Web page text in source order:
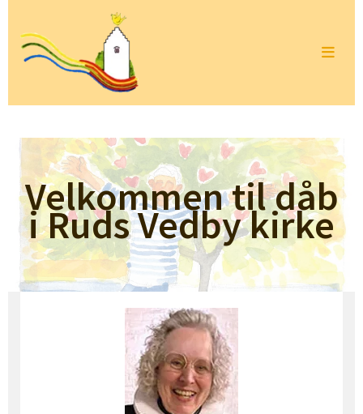
Velkommen til dåb
i Ruds Vedby kirke